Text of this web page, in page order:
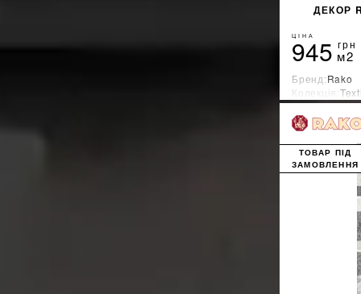
ДЕКОР
ЦІНА
945 грн
м2
Бренд:Rako
Колекція:
Країна-
ТОВАР ПІД
ЗАМОВЛЕННЯ